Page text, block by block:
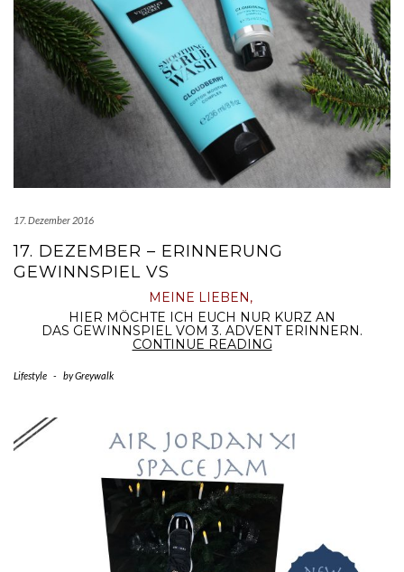
17. Dezember 2016
17. DEZEMBER – ERINNERUNG
GEWINNSPIEL VS
MEINE LIEBEN,
HIER MÖCHTE ICH EUCH NUR KURZ AN
DAS GEWINNSPIEL VOM 3. ADVENT ERINNERN.
CONTINUE READING17.
Lifestyle - byGreywalk